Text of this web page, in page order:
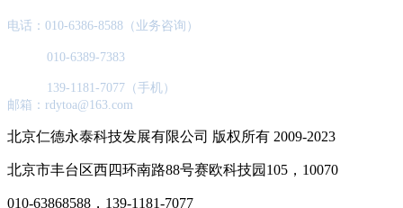
电话：010-6386-8588（业务咨询）
010-6389-7383
139-1181-7077（手机）
邮箱：rdytoa@163.com
北京仁德永泰科技发展有限公司 版权所有 2009-2023
北京市丰台区西四环南路88号赛欧科技园105，10070
010-63868588，139-1181-7077